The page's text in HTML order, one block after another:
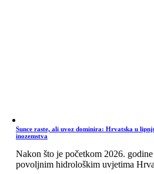
Sunce raste, ali uvoz dominira: Hrvatska u
inozemstva
Nakon što je početkom 2026.
povoljnim hidrološkim uvjetima